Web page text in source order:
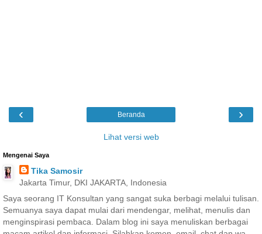
‹ ›
Beranda
Lihat versi web
Mengenai Saya
Tika Samosir
Jakarta Timur, DKI JAKARTA, Indonesia
Saya seorang IT Konsultan yang sangat suka berbagi melalui tulisan.
Semuanya saya dapat mulai dari mendengar, melihat, menulis dan
menginspirasi pembaca. Dalam blog ini saya menuliskan berbagai